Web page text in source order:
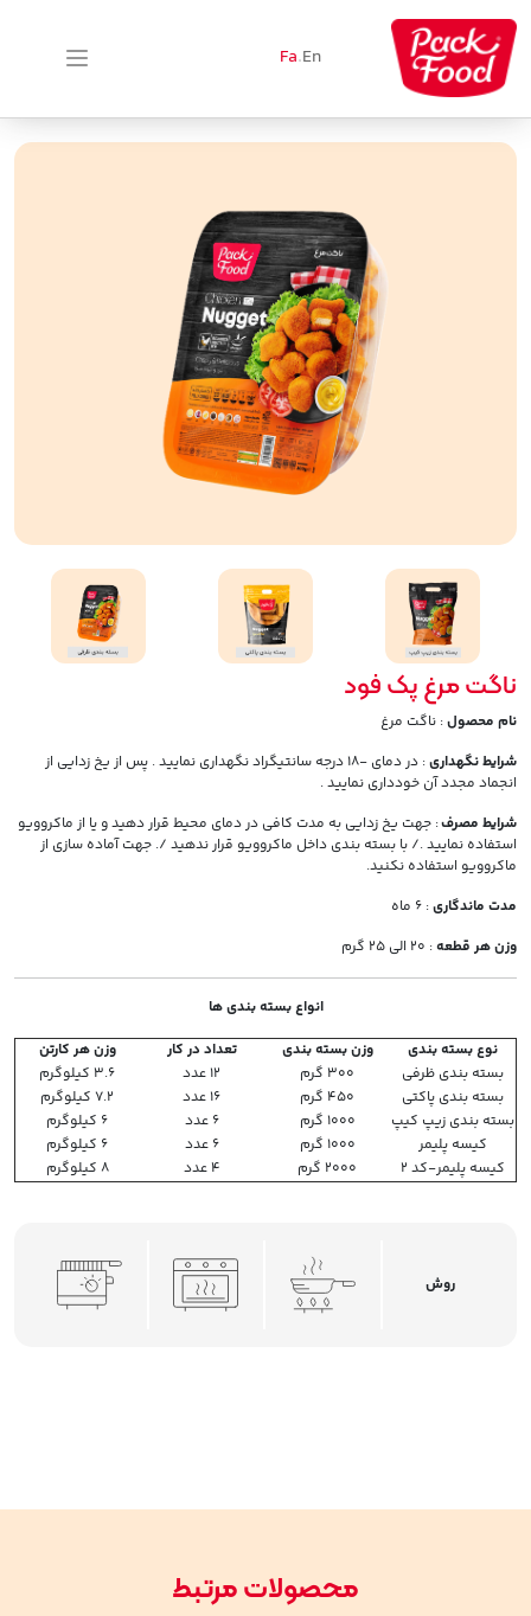
En
.
Fa
ناگت مرغ پک فود
نام محصول: ناگت مرغ
شرایط نگهداری
: در دمای -18 درجه سانتیگراد نگهداری نمایید . پس از یخ زدایی از
انجماد مجدد آن خودداری نمایید .
شرایط مصرف: جهت یخ زدایی به مدت کافی در دمای محیط قرار دهید و یا از ماکروویو
استفاده نمایید ./ با بسته بندی داخل ماکروویو قرار ندهید /. جهت آماده سازی از
ماکروویو استفاده نکنید.
مدت ماندگاری: 6 ماه
وزن هر قطعه: 20 الی 25 گرم
انواع بسته بندی ها
نوع بسته بندی
وزن بسته بندی تعداد در کار
وزن هر کارتن
بسته بندی ظرفی
300 گرم 12 عدد
3.6 کیلوگرم
بسته بندی پاکتی
450 گرم 16 عدد
7.2 کیلوگرم
بسته بندی زیپ کیپ
1000 گرم 6 عدد
6 کیلوگرم
کیسه پلیمر
1000 گرم 6 عدد
6 کیلوگرم
کیسه پلیمر-کد 2
2000 گرم 4 عدد 8 کیلوگرم
روش
محصولات مرتبط